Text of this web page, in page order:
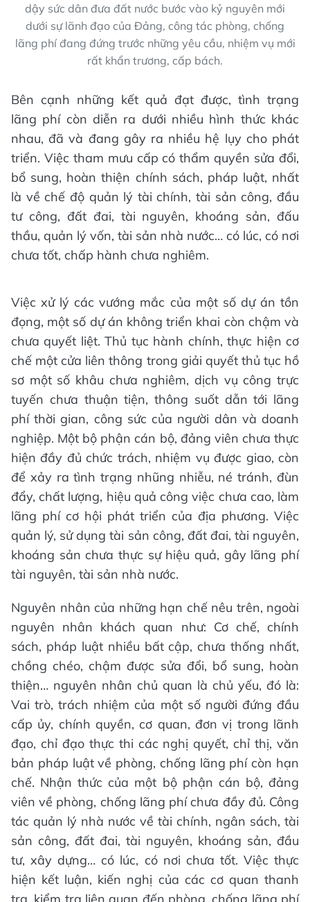
dậy sức dân đưa đất nước bước vào kỷ nguyên mới
dưới sự lãnh đạo của Đảng, công tác phòng, chống
lãng phí đang đứng trước những yêu cầu, nhiệm vụ mới
rất khẩn trương, cấp bách.
Bên cạnh những kết quả đạt được, tình trạng
lãng phí còn diễn ra dưới nhiều hình thức khác
nhau, đã và đang gây ra nhiều hệ lụy cho phát
triển. Việc tham mưu cấp có thẩm quyền sửa đổi,
bổ sung, hoàn thiện chính sách, pháp luật, nhất
là về chế độ quản lý tài chính, tài sản công, đầu
tư công, đất đai, tài nguyên, khoáng sản, đấu
thầu, quản lý vốn, tài sản nhà nước… có lúc, có nơi
chưa tốt, chấp hành chưa nghiêm.
Việc xử lý các vướng mắc của một số dự án tồn
đọng, một số dự án không triển khai còn chậm và
chưa quyết liệt. Thủ tục hành chính, thực hiện cơ
chế một cửa liên thông trong giải quyết thủ tục hồ
sơ một số khâu chưa nghiêm, dịch vụ công trực
tuyến chưa thuận tiện, thông suốt dẫn tới lãng
phí thời gian, công sức của người dân và doanh
nghiệp. Một bộ phận cán bộ, đảng viên chưa thực
hiện đầy đủ chức trách, nhiệm vụ được giao, còn
để xảy ra tình trạng nhũng nhiễu, né tránh, đùn
đẩy, chất lượng, hiệu quả công việc chưa cao, làm
lãng phí cơ hội phát triển của địa phương. Việc
quản lý, sử dụng tài sản công, đất đai, tài nguyên,
khoáng sản chưa thực sự hiệu quả, gây lãng phí
tài nguyên, tài sản nhà nước.
Nguyên nhân của những hạn chế nêu trên, ngoài
nguyên nhân khách quan như: Cơ chế, chính
sách, pháp luật nhiều bất cập, chưa thống nhất,
chồng chéo, chậm được sửa đổi, bổ sung, hoàn
thiện… nguyên nhân chủ quan là chủ yếu, đó là:
Vai trò, trách nhiệm của một số người đứng đầu
cấp ủy, chính quyền, cơ quan, đơn vị trong lãnh
đạo, chỉ đạo thực thi các nghị quyết, chỉ thị, văn
bản pháp luật về phòng, chống lãng phí còn hạn
chế. Nhận thức của một bộ phận cán bộ, đảng
viên về phòng, chống lãng phí chưa đầy đủ. Công
tác quản lý nhà nước về tài chính, ngân sách, tài
sản công, đất đai, tài nguyên, khoáng sản, đầu
tư, xây dựng… có lúc, có nơi chưa tốt. Việc thực
hiện kết luận, kiến nghị của các cơ quan thanh
tra, kiểm tra liên quan đến phòng, chống lãng phí